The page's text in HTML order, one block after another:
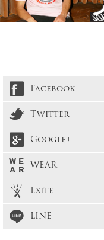
Facebook
Twitter
Google+
WEAR
Exite
LINE